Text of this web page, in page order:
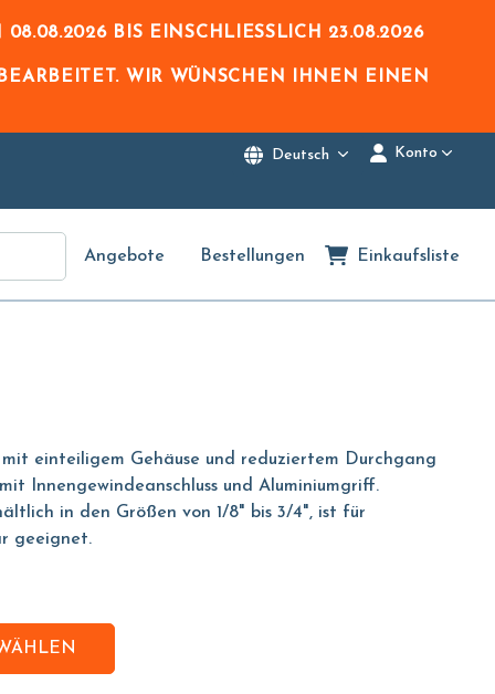
08.08.2026BIS EINSCHLIESSLICH 23.08.2026
WIR WÜNSCHEN IHNEN EINEN
Deutsch Konto
Angebote Bestellungen Einkaufsliste
einteiligem Gehäuse und reduziertem Durchgang
Innengewindeanschluss und Aluminiumgriff.
in den Größen von 1/8" bis 3/4", ist für
geeignet.